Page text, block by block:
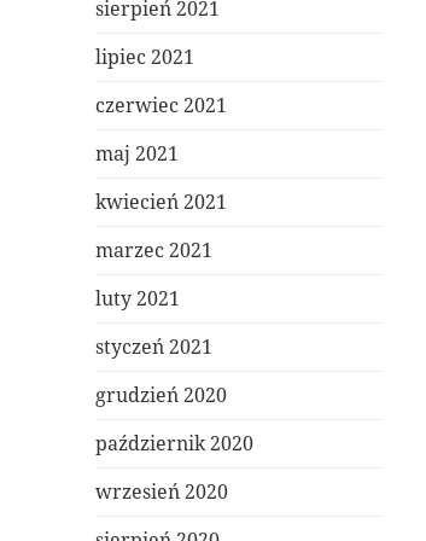
sierpień 2021
lipiec 2021
czerwiec 2021
maj 2021
kwiecień 2021
marzec 2021
luty 2021
styczeń 2021
grudzień 2020
październik 2020
wrzesień 2020